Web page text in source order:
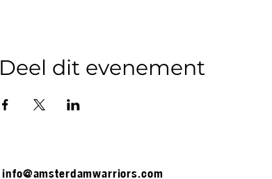
Deel dit evenement
info@amsterdamwarriors.com